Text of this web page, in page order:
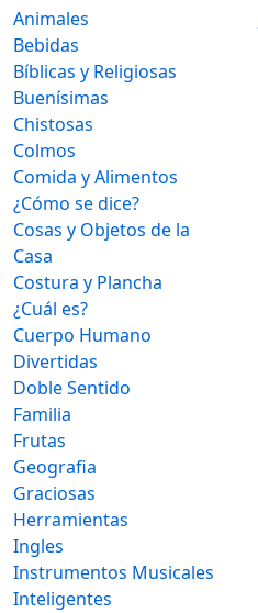
Animales
Bebidas
Bíblicas y Religiosas
Buenísimas
Chistosas
Colmos
Comida y Alimentos
¿Cómo se dice?
Cosas y Objetos de la
Casa
Costura y Plancha
¿Cuál es?
Cuerpo Humano
Divertidas
Doble Sentido
Familia
Frutas
Geografia
Graciosas
Herramientas
Ingles
Instrumentos Musicales
Inteligentes